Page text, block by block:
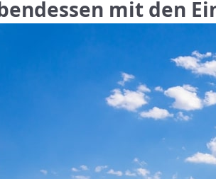
mit den